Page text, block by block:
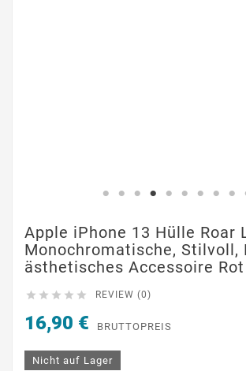
Apple iPhone 13 Hülle Roar
Monochromatische, Stilvoll,
ästhetisches Accessoire Rot
     REVIEW (0)
16,90 € BRUTTOPREIS
Nicht auf Lager